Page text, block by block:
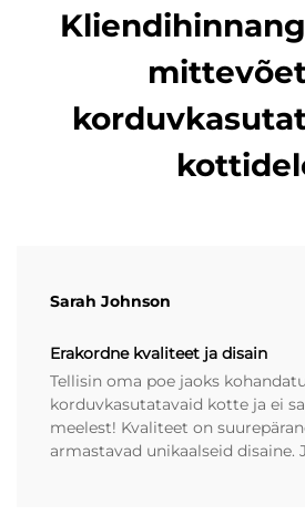
Sarah Johnson
Erakordne kvaliteet ja disain
Tellisin oma poe jaoks
korduvkasutatavaid kotte ja ei
meelest! Kvaliteet on
armastavad unikaalseid disaine.